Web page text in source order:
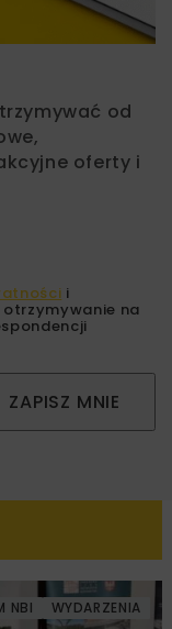
od
oferty i
i
na
ZAPISZ MNIE
NBI WYDARZENIA